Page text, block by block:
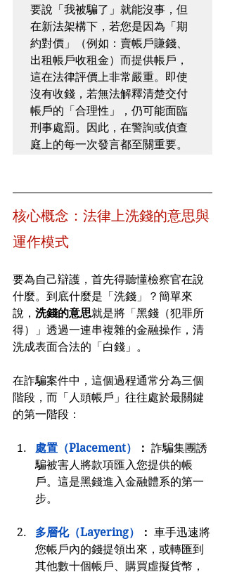
要說「我被騙了」就能沒事，但
在新法架構下，若您是因為「期
約對價」（例如：賣帳戶賺錢、
出租帳戶收租金）而提供帳戶，
這在法律評價上非常嚴重。即使
沒有收錢，若無法解釋清楚交付
帳戶的「合理性」，仍可能面臨
刑事處罰。因此，在警詢或偵查
庭上的每一次發言都至關重要。
核心概念：法律上洗錢的意思與
運作模式
要為自己辯護，首先得聽懂檢察官在說
什麼。到底什麼是「洗錢」？簡單來
說， 洗錢的意思就是將「黑錢（犯罪所
得）」透過一連串複雜的金融操作，清
洗成表面合法的「白錢」。
在詐騙案件中，這個過程通常分為三個
階段，而「人頭帳戶」往往處於最關鍵
的第一階段：
處置（Placement） ： 詐騙集團誘
騙被害人將款項匯入您提供的帳
戶。這是黑錢進入金融體系的第一
步。
多層化（Layering） ： 車手迅速將
您帳戶內的錢提領出來，或轉匯到
其他數十個帳戶、購買虛擬貨幣，